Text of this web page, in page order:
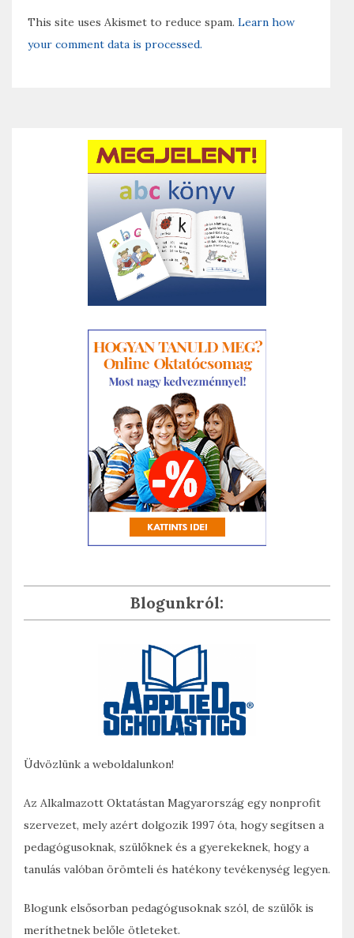
This site uses Akismet to reduce spam. Learn how
your comment data is processed.
Blogunkról:
Üdvözlünk a weboldalunkon!
Az Alkalmazott Oktatástan Magyarország egy nonprofit
szervezet, mely azért dolgozik 1997 óta, hogy segítsen a
pedagógusoknak, szülőknek és a gyerekeknek, hogy a
tanulás valóban örömteli és hatékony tevékenység legyen.
Blogunk elsősorban pedagógusoknak szól, de szülők is
meríthetnek belőle ötleteket.